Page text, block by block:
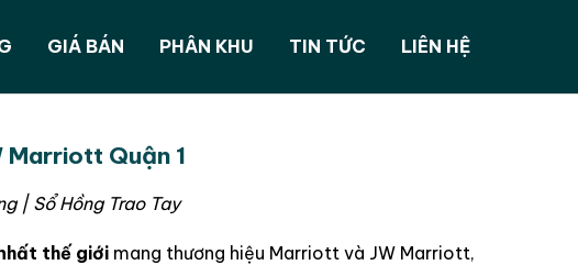
GIÁ BÁN PHÂN KHU TIN TỨC LIÊN HỆ
Marriott Quận 1
| Sổ Hồng Trao Tay
thế giới mang thương hiệu Marriott và JW Marriott,